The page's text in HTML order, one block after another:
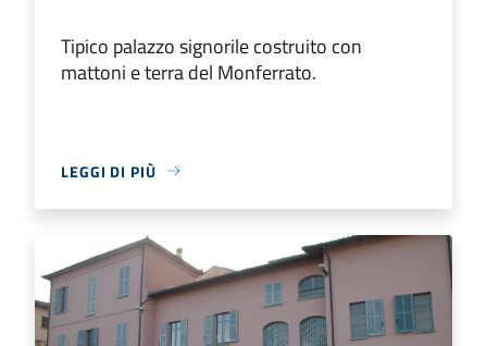
Tipico palazzo signorile costruito con
mattoni e terra del Monferrato.
LEGGI DI PIÙ